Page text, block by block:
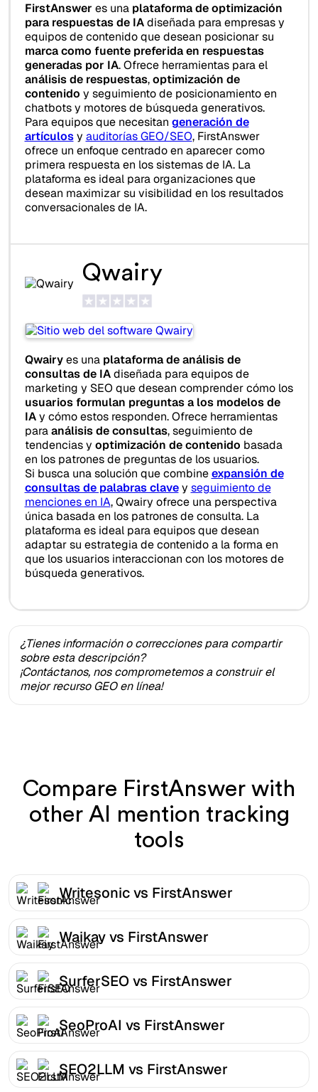
FirstAnswer es una plataforma de optimización
para respuestas de IAdiseñada para empresas y
equipos de contenido que desean posicionar su
marca como fuente preferida en respuestas
generadas por IA. Ofrece herramientas para el
análisis de respuestas,optimización de
contenido y seguimiento de posicionamiento en
chatbots y motores de búsqueda generativos.
Para equipos que necesitan generación de
artículosy auditorías GEO/SEO, FirstAnswer
ofrece un enfoque centrado en aparecer como
primera respuesta en los sistemas de IA. La
plataforma es ideal para organizaciones que
desean maximizar su visibilidad en los resultados
conversacionales de IA.
Qwairy
Qwairyes una plataforma de análisis de
consultas de IAdiseñada para equipos de
marketing y SEO que desean comprender cómo los
usuarios formulan preguntas a los modelos de
IAy cómo estos responden. Ofrece herramientas
paraanálisis de consultas, seguimiento de
tendencias y optimización de contenido basada
en los patrones de preguntas de los usuarios.
Si busca una solución que combineexpansión de
consultas de palabras clavey seguimiento de
menciones en IA, Qwairy ofrece una perspectiva
única basada en los patrones de consulta. La
plataforma es ideal para equipos que desean
adaptar su estrategia de contenido a la forma en
que los usuarios interaccionan con los motores de
búsqueda generativos.
¿Tienes información o correcciones para compartir
sobre esta descripción?
¡Contáctanos, nos comprometemos a construir el
mejor recurso GEO en línea!
Compare FirstAnswer with
other AI mention tracking
tools
Writesonic vs FirstAnswer
Waikay vs FirstAnswer
SurferSEO vs FirstAnswer
SeoProAI vs FirstAnswer
SEO2LLM vs FirstAnswer